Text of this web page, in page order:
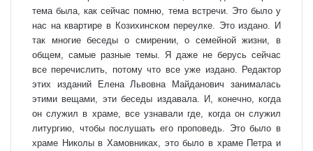
тема была, как сейчас помню, тема встречи. Это было у
нас на квартире в Козихинском переулке. Это издано. И
так многие беседы о смирении, о семейной жизни, в
общем, самые разные темы. Я даже не берусь сейчас
все перечислить, потому что все уже издано. Редактор
этих изданий Елена Львовна Майданович занималась
этими вещами, эти беседы издавала. И, конечно, когда
он служил в храме, все узнавали где, когда он служил
литургию, чтобы послушать его проповедь. Это было в
храме Николы в Хамовниках, это было в храме Петра и